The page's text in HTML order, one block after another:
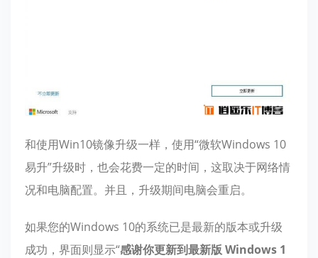
和使用Win10镜像升级一样，使用“微软Windows 10
易升”升级时，也会花费一定的时间，这取决于网络情
况和电脑配置。并且，升级期间电脑会重启。
如果您的Windows 10的系统已是最新的版本或升级
成功，界面则显示“感谢你更新到最新版 Windows 1